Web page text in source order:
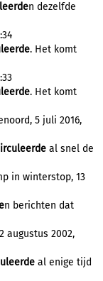
n dezelfde
. Het komt
. Het komt
5 juli 2016,
al snel de
in winterstop, 13
n berichten dat
augustus 2002,
al enige tijd